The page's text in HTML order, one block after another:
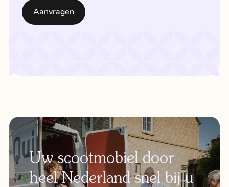
Uw scootmobiel door
heel Nederland snel bij u